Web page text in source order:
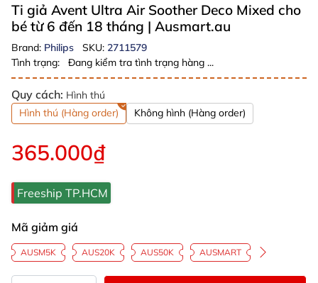
Ti giả Avent Ultra Air Soother Deco Mixed cho
bé từ 6 đến 18 tháng | Ausmart.au
Brand: Philips SKU: 2711579
Tình trạng:
Đang kiểm tra tình trạng hàng ...
Quy cách: Hình thú
Hình thú (Hàng order)
Không hình (Hàng order)
365.000₫
Freeship TP.HCM
Mã giảm giá
AUSM5K AUS20K AUS50K AUSMART